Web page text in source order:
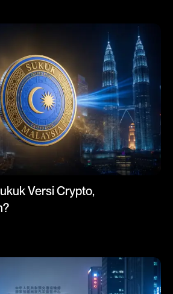
Versi Crypto,